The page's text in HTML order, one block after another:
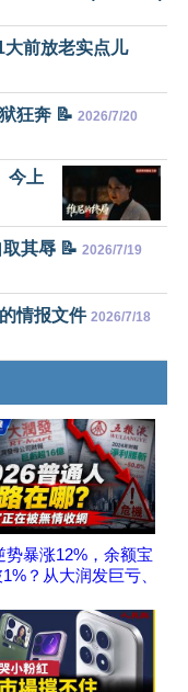
大前放老实点儿
狂奔 📝 2026/7/20
今上
其辱 📝 2026/7/19
情报文件 2026/7/18
势暴涨12%，余额宝
？从大润发巨亏、